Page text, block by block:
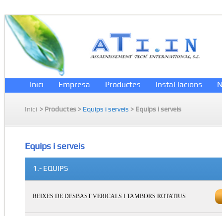
Inici Empresa Productes Instal·lacions
Inici > Productes > Equips i serveis > Equips i serveis
Equips i serveis
1.- EQUIPS
REIXES DE DESBAST VERICALS I TAMBORS ROTATIUS